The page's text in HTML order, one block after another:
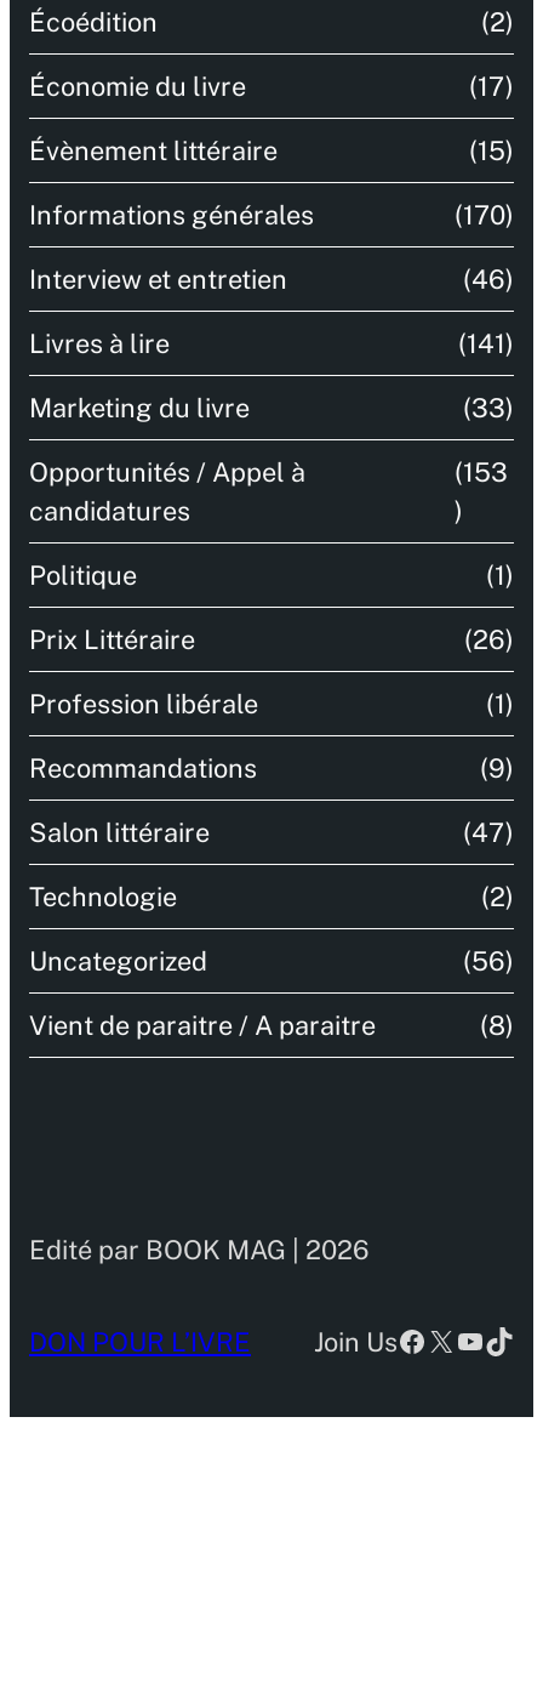
Écoédition (2)
Économie du livre (17)
Évènement littéraire (15)
Informations générales (170)
Interview et entretien (46)
Livres à lire (141)
Marketing du livre (33)
Opportunités / Appel à
candidatures
(153
)
Politique (1)
Prix Littéraire (26)
Profession libérale (1)
Recommandations (9)
Salon littéraire (47)
Technologie (2)
Uncategorized (56)
Vient de paraitre / A paraitre (8)
Edité par BOOK MAG | 2026
DON POUR L’IVRE Join UsFacebook
X